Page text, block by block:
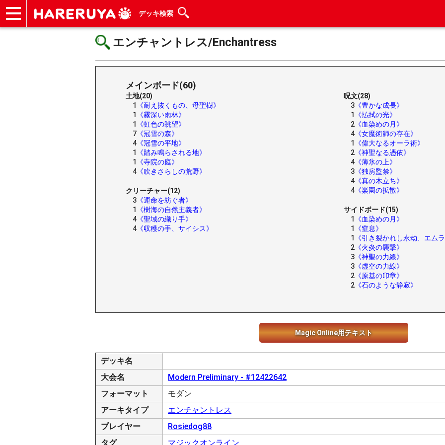
デッキ検索
エンチャントレス/Enchantress
メインボード(60)
土地(20)
1
《耐え抜くもの、母聖樹》
1
《霧深い雨林》
1
《虹色の眺望》
7 《冠雪の森》
4 《冠雪の平地》
1
《踏み鳴らされる地》
1
《寺院の庭》
4 《吹きさらしの荒野》
クリーチャー(12)
3 《運命を紡ぐ者》
1
《樹海の自然主義者》
4 《聖域の織り手》
4 《収穫の手、サイシス》
呪文(28)
3 《豊かな成長》
1
《払拭の光》
2 《血染めの月》
4 《女魔術師の存在》
1
《偉大なるオーラ術》
2 《神聖なる憑依》
4 《薄氷の上》
3 《独房監禁》
4 《真の木立ち》
4 《楽園の拡散》
サイドボード(15)
1
《血染めの月》
1
《窒息》
1
《引き裂かれし永劫、エム
2 《火炎の襲撃》
3 《神聖の力線》
3 《虚空の力線》
2 《原基の印章》
2 《石のような静寂》
Magic Online用テキスト
デッキ名
大会名
Modern Preliminary - #12422642
フォーマット
モダン
アーキタイプ
エンチャントレス
プレイヤー
Rosiedog88
タグ
マジックオンライン